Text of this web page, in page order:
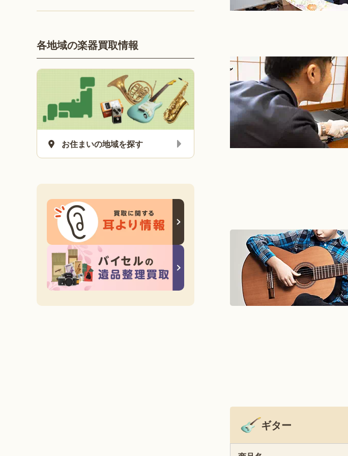
ギター
各地域の楽器買取情報
お住まいの地域を探す